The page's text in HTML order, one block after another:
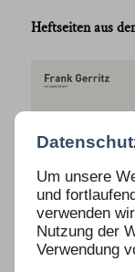
Um unsere
und
verwenden
Nutzung der
Verwendung
Heftseiten aus